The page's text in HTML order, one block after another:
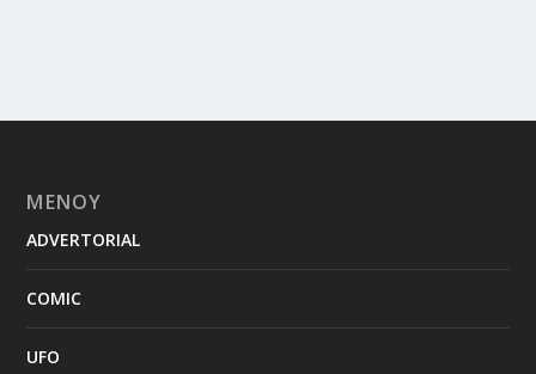
ΜΕΝΟΥ
ADVERTORIAL
COMIC
UFO